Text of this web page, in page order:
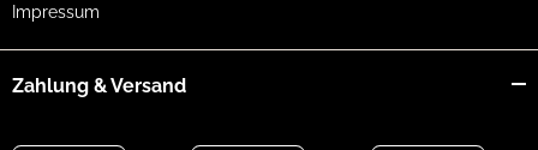
Impressum
Zahlung & Versand